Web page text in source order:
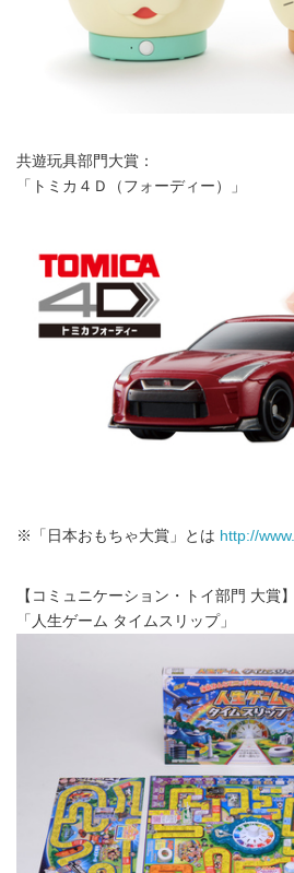
共遊玩具部門大賞：
「トミカ４Ｄ（フォーディー）」
※「日本おもちゃ大賞」とは http://
【コミュニケーション・トイ部門 大賞】
「人生ゲーム タイムスリップ」